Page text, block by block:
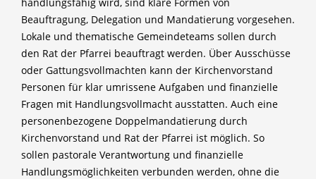
Beauftragung, Delegation und Mandatierung vorgesehen.
Lokale und thematische Gemeindeteams sollen durch
den Rat der Pfarrei beauftragt werden. Über Ausschüsse
oder Gattungsvollmachten kann der Kirchenvorstand
Personen für klar umrissene Aufgaben und finanzielle
Fragen mit Handlungsvollmacht ausstatten. Auch eine
personenbezogene Doppelmandatierung durch
Kirchenvorstand und Rat der Pfarrei ist möglich. So
sollen pastorale Verantwortung und finanzielle
Handlungsmöglichkeiten verbunden werden, ohne die